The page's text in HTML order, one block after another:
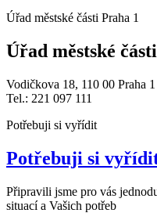
Úřad městské části Praha 1
Úřad městské
Vodičkova 18, 110 00 Praha 1
Tel.: 221 097 111
Potřebuji si vyřídit
Potřebuji si
Připravili jsme pro vás
situací a Vašich potřeb